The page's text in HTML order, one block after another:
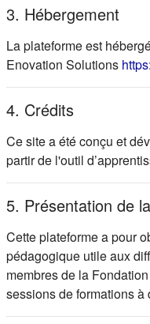
3. Hébergement
La plateforme est
Enovation Solutions
4. Crédits
Ce site a été conçu et
partir de l'outil
5. Présentation de
Cette plateforme a pour
pédagogique utile aux
membres de la
sessions de formations à